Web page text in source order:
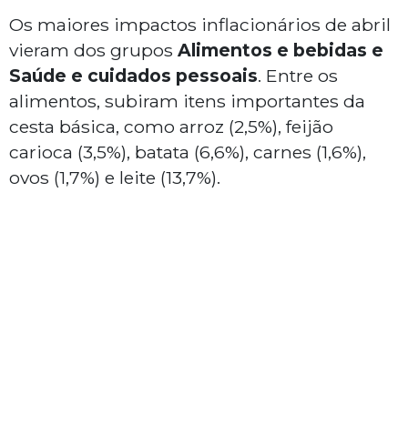
Os maiores impactos inflacionários de abril
vieram dos grupos Alimentos e bebidas e
Saúde e cuidados pessoais. Entre os
alimentos, subiram itens importantes da
cesta básica, como arroz (2,5%), feijão
carioca (3,5%), batata (6,6%), carnes (1,6%),
ovos (1,7%) e leite (13,7%).